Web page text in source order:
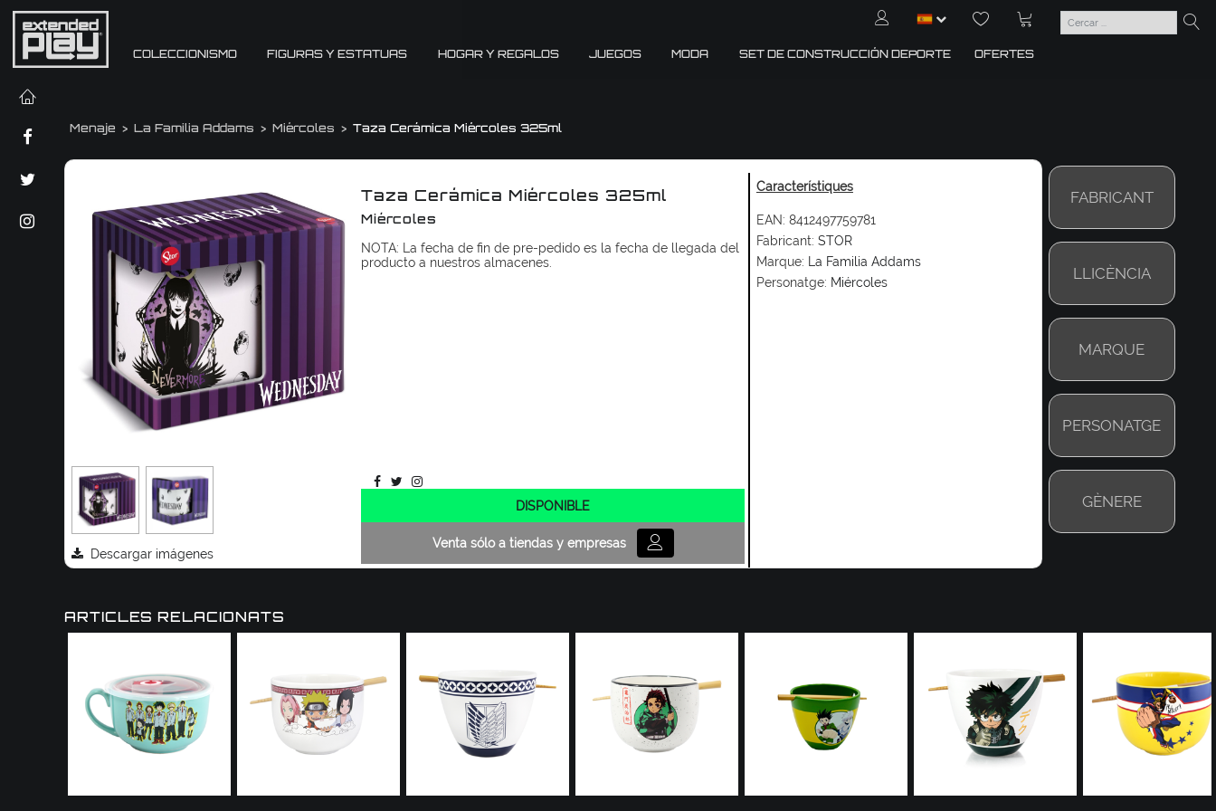
COLECCIONISMO FIGURAS Y ESTATUAS HOGAR Y REGALOS JUEGOS MODA SET DE CONSTRUCCIÓN DEPORTE OFERTES
Menaje La Familia Addams Miércoles Taza Cerámica Miércoles 325ml
Descargar imágenes
Taza Cerámica Miércoles 325ml
Miércoles
NOTA: La fecha de fin de pre-pedido es la fecha de llegada del
producto a nuestros almacenes.
DISPONIBLE
Venta sólo a tiendas y empresas
Característiques
EAN: 8412497759781
Fabricant: STOR
Marque:
La Familia Addams
Personatge: Miércoles
FABRICANT
LLICÈNCIA
MARQUE
PERSONATGE
GÈNERE
ARTICLES RELACIONATS